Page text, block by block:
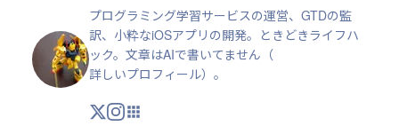
プログラミング学習サービスの運営、GTDの監
訳、小粋なiOSアプリの開発。ときどきライフハ
ック。文章はAIで書いてません（
詳しいプロフィール）。
X Instagram
アプリ・ツール